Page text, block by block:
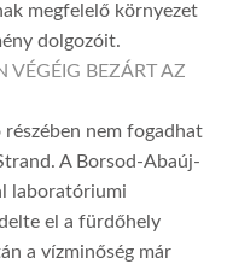
megfelelő környezet
dolgozóit.
VÉGÉIG BEZÁRT AZ
nem fogadhat
A Borsod-Abaúj-
laboratóriumi
el a fürdőhely
a vízminőség már